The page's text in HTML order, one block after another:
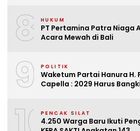
8 HUKUM
PT Pertamina Patra Niaga
Acara Mewah di Bali
9 POLITIK
Waketum Partai Hanura H.
Capella : 2029 Harus
PENCAK SILAT
4.250 Warga Baru Ikuti